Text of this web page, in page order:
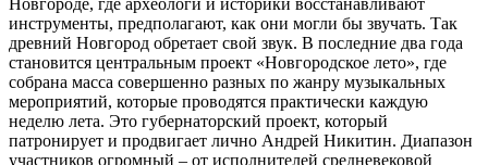
инструменты, предполагают, как они могли бы звучать. Так
древний Новгород обретает свой звук. В последние два года
становится центральным проект «Новгородское лето», где
собрана масса совершенно разных по жанру музыкальных
мероприятий, которые проводятся практически каждую
неделю лета. Это губернаторский проект, который
патронирует и продвигает лично Андрей Никитин. Диапазон
участников огромный – от исполнителей средневековой